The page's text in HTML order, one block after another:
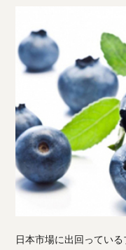
日本市場に出回ってい